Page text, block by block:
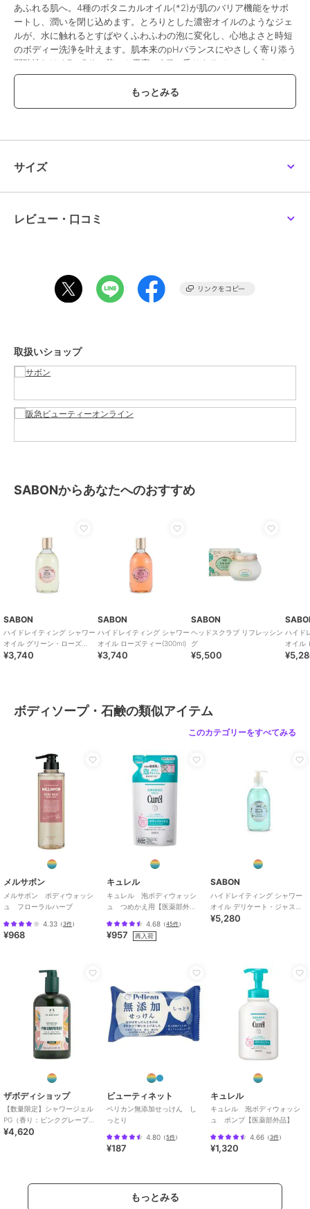
あふれる肌へ。4種のボタニカルオイル(*2)が肌のバリア機能をサポ
ートし、潤いを閉じ込めます。とろりとした濃密オイルのようなジェ
ルが、水に触れるとすばやくふわふわの泡に変化し、心地よさと時短
のボディー洗浄を叶えます。肌本来のpHバランスにやさしく寄り添う
弱酸性(pH 4.7 - 5.1)。花々や果実の6種の香りをラインアップしてお
り、こちらはグリーン・ローズの香り。使用後もフラワーベース等と
して楽しめる美しいガラスジャー素材です。ヴィーガン製法(*4)。さ
まざまな肌タイプに使えます。(*1)保湿成分(*2)コムギ胚芽油、アボ
ブランド
鹸
カラー
サイズ
商品のお取り扱い方法
サイズ
レビュー・口コミ
取扱いショップ
SABONからあなたへのおすすめ
SABON
ハイドレイティング シャワー
オイル グリーン・ローズ
(300ml)
¥3,740
SABON
ハイドレイティング シャワー
オイル ローズティー(300ml)
¥3,740
SABON
ヘッドスクラブ リフレッシン
グ
¥5,500
ハイド
オイル
ボディソープ・石鹸の類似アイテム
このカテゴリーをすべてみる
メルサボン
メルサボン ボディウォッシ
ュ フローラルハーブ
4.33 （3件）
¥968
キュレル
キュレル 泡ボディウォッシ
ュ つめかえ用【医薬部外
4.68 （45件）
¥957 再入荷
SABON
ハイドレイティング シャワー
オイル デリケート・ジャスミ
ン(500ml)
¥5,280
ザボディショップ
【数量限定】シャワージェル
PG（香り：ピンクグレープフ
ルーツ） 750mL
¥4,620
ビューティネット
ペリカン無添加せっけん し
っとり
4.80 （5件）
¥187
キュレル
キュレル 泡ボディウォッシ
ュ ポンプ【医薬部外品】
4.66（3件）
¥1,320
もっとみる